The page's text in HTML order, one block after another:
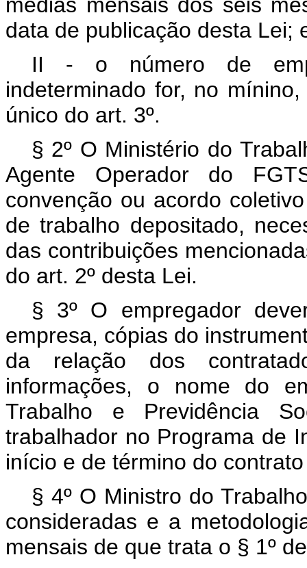
data de publicação desta Lei;
II - o número de
indeterminado for, no
único do art. 3º.
§ 2º O Ministério do
Agente Operador do
convenção ou acordo
de trabalho depositado,
das contribuições
do art. 2º desta Lei.
§ 3º O empregador
empresa, cópias do
da relação dos
informações, o nome do
Trabalho e Previdência
trabalhador no Programa de
início e de término do
§ 4º O Ministro do
consideradas e a
mensais de que trata o § 1º